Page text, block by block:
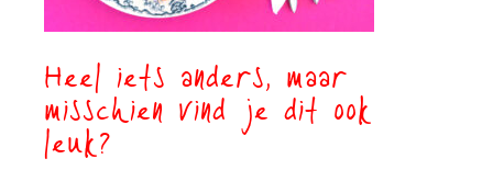
Heel iets anders, maar
misschien vind je dit ook
leuk?